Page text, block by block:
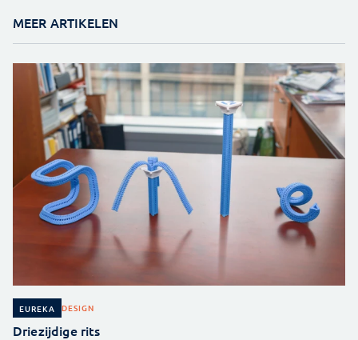
MEER ARTIKELEN
EUREKA DESIGN
Driezijdige rits